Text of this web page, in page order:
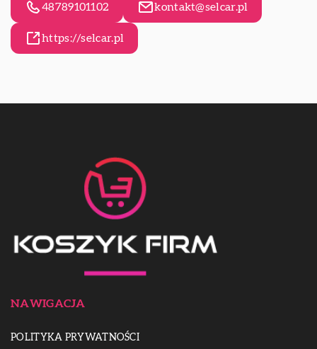
48789101102 kontakt@selcar.pl
https://selcar.pl
NAWIGACJA
POLITYKA PRYWATNOŚCI